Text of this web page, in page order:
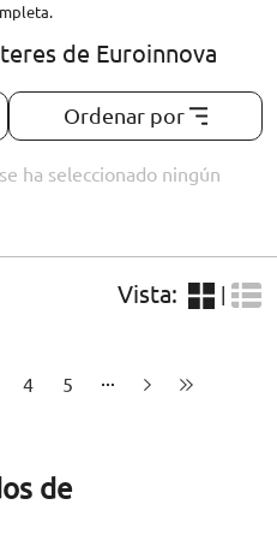
de Euroinnova
Ordenar por
ha seleccionado ningún
Vista:
4 5
de